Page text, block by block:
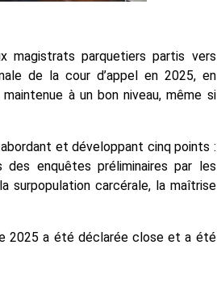
magistrats parquetiers partis vers
de la cour d’appel en 2025, en
à un bon niveau, même si
et développant cinq points :
enquêtes préliminaires par les
surpopulation carcérale, la maîtrise
2025 a été déclarée close et a été